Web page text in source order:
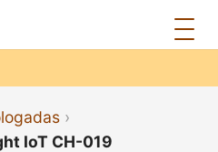
IoT CH-019